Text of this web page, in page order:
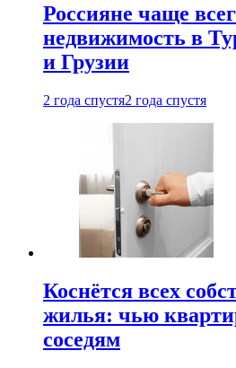
Россияне чаще
недвижимость в
и Грузии
2 года спустя2 года спустя
Коснётся всех
жилья: чью
соседям